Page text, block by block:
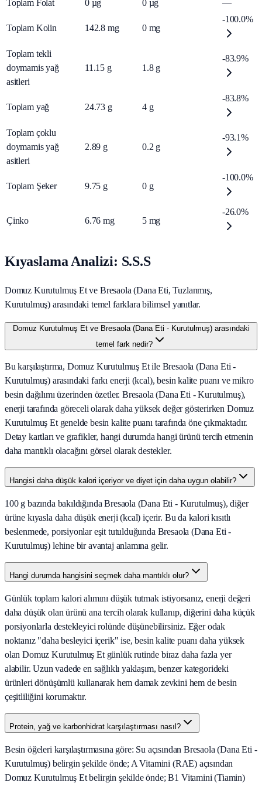
Toplam Folat 0 µg 0 µg —
Toplam Kolin 142.8 mg 0 mg
-100.0%
Toplam tekli
doymamis yağ
asitleri
11.15 g 1.8 g
-83.9%
Toplam yağ 24.73 g 4 g
-83.8%
Toplam çoklu
doymamis yağ
asitleri
2.89 g 0.2 g
-93.1%
Toplam Şeker 9.75 g 0 g
-100.0%
Çinko 6.76 mg 5 mg
-26.0%
Kıyaslama Analizi: S.S.S
Domuz Kurutulmuş Et ve Bresaola (Dana Eti, Tuzlanmış,
Kurutulmuş) arasındaki temel farklara bilimsel yanıtlar.
Domuz Kurutulmuş Et ve Bresaola (Dana Eti - Kurutulmuş) arasındaki
temel fark nedir?
Bu karşılaştırma, Domuz Kurutulmuş Et ile Bresaola (Dana Eti -
Kurutulmuş) arasındaki farkı enerji (kcal), besin kalite puanı ve mikro
besin dağılımı üzerinden özetler. Bresaola (Dana Eti - Kurutulmuş),
enerji tarafında göreceli olarak daha yüksek değer gösterirken Domuz
Kurutulmuş Et genelde besin kalite puanı tarafında öne çıkmaktadır.
Detay kartları ve grafikler, hangi durumda hangi ürünü tercih etmenin
daha mantıklı olacağını görsel olarak destekler.
Hangisi daha düşük kalori içeriyor ve diyet için daha uygun olabilir?
100 g bazında bakıldığında Bresaola (Dana Eti - Kurutulmuş), diğer
ürüne kıyasla daha düşük enerji (kcal) içerir. Bu da kalori kısıtlı
beslenmede, porsiyonlar eşit tutulduğunda Bresaola (Dana Eti -
Kurutulmuş) lehine bir avantaj anlamına gelir.
Hangi durumda hangisini seçmek daha mantıklı olur?
Günlük toplam kalori alımını düşük tutmak istiyorsanız, enerji değeri
daha düşük olan ürünü ana tercih olarak kullanıp, diğerini daha küçük
porsiyonlarla destekleyici rolünde düşünebilirsiniz. Eğer odak
noktanız "daha besleyici içerik" ise, besin kalite puanı daha yüksek
olan Domuz Kurutulmuş Et günlük rutinde biraz daha fazla yer
alabilir. Uzun vadede en sağlıklı yaklaşım, benzer kategorideki
ürünleri dönüşümlü kullanarak hem damak zevkini hem de besin
çeşitliliğini korumaktır.
Protein, yağ ve karbonhidrat karşılaştırması nasıl?
Besin öğeleri karşılaştırmasına göre: Su açısından Bresaola (Dana Eti -
Kurutulmuş) belirgin şekilde önde; A Vitamini (RAE) açısından
Domuz Kurutulmuş Et belirgin şekilde önde; B1 Vitamini (Tiamin)